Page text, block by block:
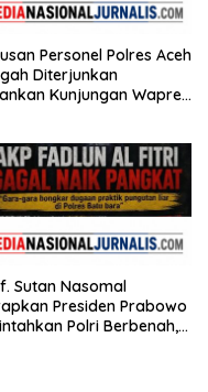
Personel Polres Aceh
Diterjunkan
Kunjungan Wapres
Sutan Nasomal
Presiden Prabowo
Polri Berbenah,